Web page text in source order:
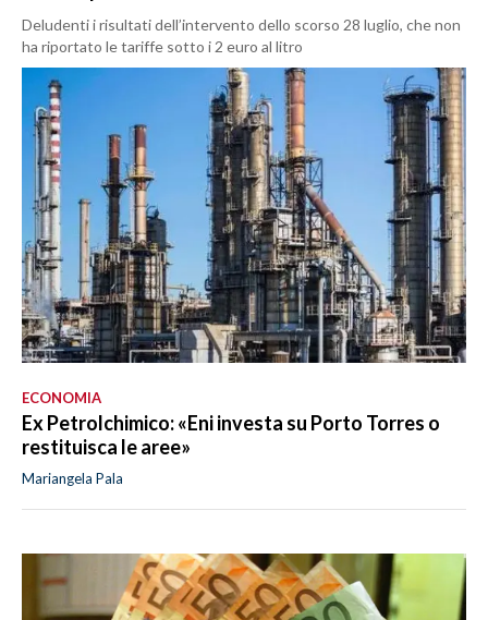
Deludenti i risultati dell’intervento dello scorso 28 luglio, che non
ha riportato le tariffe sotto i 2 euro al litro
ECONOMIA
Ex Petrolchimico: «Eni investa su Porto Torres o
restituisca le aree»
Mariangela Pala